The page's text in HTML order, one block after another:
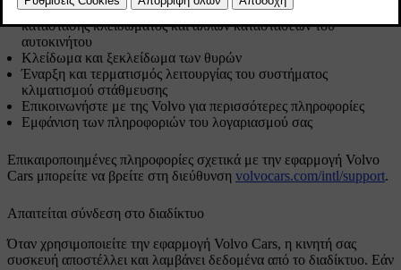
Έλεγχος της στάθμης καυσίμου και της μπαταρίας
κατάστασης κλειδώματος και άλλων καταστάσεων του
αυτοκινήτου
Κλείδωμα και ξεκλείδωμα των θυρών
Έναρξη και τερματισμός λειτουργίας του συστήματος
κλιματισμού στάθμευσης
Επικοινωνήστε με της Volvo για περισσότερες πληροφορίες
Εμφάνιση των πληροφοριών του λογαριασμού σας
Επικαιροποιημένες πληροφορίες σχετικά με την εφαρμογή Volvo
Cars μπορείτε να βρείτε στη διεύθυνση volvocars.com/intl/support.
Απαιτείται σύνδεση στο διαδίκτυο
Όταν χρησιμοποιείτε την εφαρμογή Volvo Cars, η κινητή σας
συσκευή αποστέλλει και λαμβάνει δεδομένα από το διαδίκτυο. Εάν